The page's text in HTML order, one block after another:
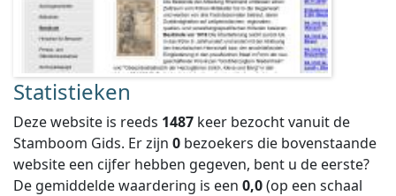
Statistieken
Deze website is reeds 1487 keer bezocht vanuit de
Stamboom Gids. Er zijn 0 bezoekers die bovenstaande
website een cijfer hebben gegeven, bent u de eerste?
De gemiddelde waardering is een 0,0(op een schaal